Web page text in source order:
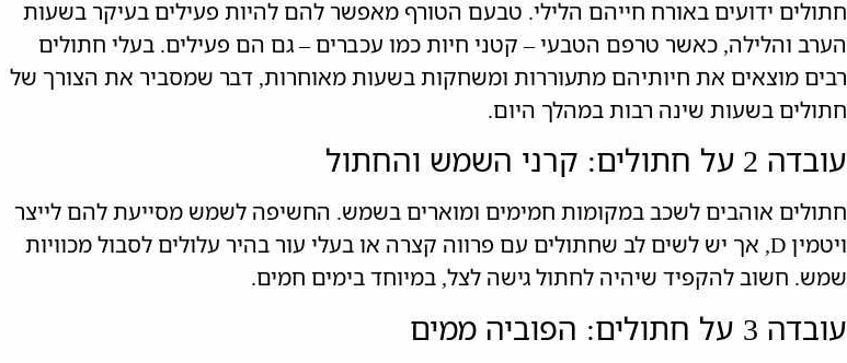
חתולים ידועים באורח חייהם הלילי. טבעם הטורף מאפשר להם להיות פעילים בעיקר בשעות
הערב והלילה, כאשר טרפם הטבעי – קטני חיות כמו עכברים – גם הם פעילים. בעלי חתולים
רבים מוצאים את חיותיהם מתעוררות ומשחקות בשעות מאוחרות, דבר שמסביר את הצורך של
חתולים בשעות שינה רבות במהלך היום.
עובדה 2 על חתולים: קרני השמש והחתול
חתולים אוהבים לשכב במקומות חמימים ומוארים בשמש. החשיפה לשמש מסייעת להם לייצר
ויטמין D, אך יש לשים לב שחתולים עם פרווה קצרה או בעלי עור בהיר עלולים לסבול מכוויות
שמש. חשוב להקפיד שיהיה לחתול גישה לצל, במיוחד בימים חמים.
עובדה 3 על חתולים: הפוביה ממים